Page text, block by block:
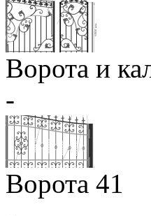
Ворота и
-
Ворота 41